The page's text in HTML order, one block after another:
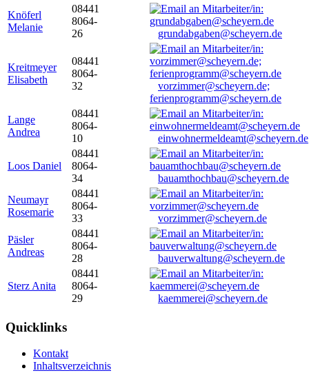
Knöferl
Melanie
08441
8064-
26
grundabgaben@scheyern.de
Kreitmeyer
Elisabeth
08441
8064-
32
vorzimmer@scheyern.de;
ferienprogramm@scheyern.de
Lange
Andrea
08441
8064-
10
einwohnermeldeamt@scheyern.de
Loos Daniel
08441
8064-
34
bauamthochbau@scheyern.de
Neumayr
Rosemarie
08441
8064-
33
vorzimmer@scheyern.de
Päsler
Andreas
08441
8064-
28
bauverwaltung@scheyern.de
Sterz Anita
08441
8064-
29
kaemmerei@scheyern.de
Quicklinks
Kontakt
Inhaltsverzeichnis